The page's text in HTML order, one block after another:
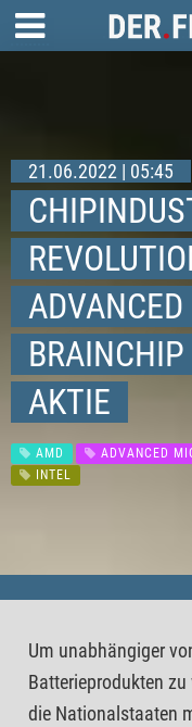
21.06.2022 | 05:45
AKTIE
AMD ADVANCED
INTEL
Um unabhängiger
Batterieprodukten zu
die Nationalstaaten